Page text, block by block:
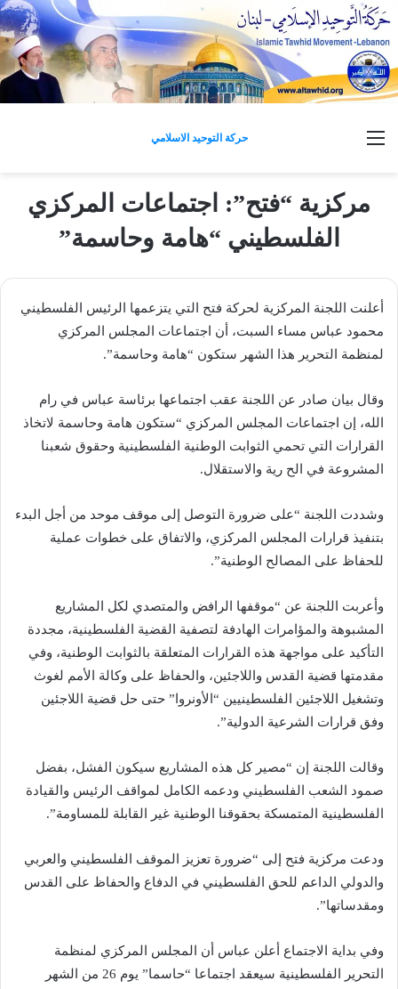
حركة التوحيد الاسلامي
مركزية “فتح”: اجتماعات المركزي
الفلسطيني “هامة وحاسمة”
أعلنت اللجنة المركزية لحركة فتح التي يتزعمها الرئيس الفلسطيني
محمود عباس مساء السبت، أن اجتماعات المجلس المركزي
لمنظمة التحرير هذا الشهر ستكون “هامة وحاسمة”.
وقال بيان صادر عن اللجنة عقب اجتماعها برئاسة عباس في رام
الله، إن اجتماعات المجلس المركزي “ستكون هامة وحاسمة لاتخاذ
القرارات التي تحمي الثوابت الوطنية الفلسطينية وحقوق شعبنا
المشروعة في الح رية والاستقلال.
وشددت اللجنة “على ضرورة التوصل إلى موقف موحد من أجل البدء
بتنفيذ قرارات المجلس المركزي، والاتفاق على خطوات عملية
للحفاظ على المصالح الوطنية”.
وأعربت اللجنة عن “موقفها الرافض والمتصدي لكل المشاريع
المشبوهة والمؤامرات الهادفة لتصفية القضية الفلسطينية، مجددة
التأكيد على مواجهة هذه القرارات المتعلقة بالثوابت الوطنية، وفي
مقدمتها قضية القدس واللاجئين، والحفاظ على وكالة الأمم لغوث
وتشغيل اللاجئين الفلسطينيين “الأونروا” حتى حل قضية اللاجئين
وفق قرارات الشرعية الدولية”.
وقالت اللجنة إن “مصير كل هذه المشاريع سيكون الفشل، بفضل
صمود الشعب الفلسطيني ودعمه الكامل لمواقف الرئيس والقيادة
الفلسطينية المتمسكة بحقوقنا الوطنية غير القابلة للمساومة”.
ودعت مركزية فتح إلى “ضرورة تعزيز الموقف الفلسطيني والعربي
والدولي الداعم للحق الفلسطيني في الدفاع والحفاظ على القدس
ومقدساتها”.
وفي بداية الاجتماع أعلن عباس أن المجلس المركزي لمنظمة
التحرير الفلسطينية سيعقد اجتماعا “حاسما” يوم 26 من الشهر